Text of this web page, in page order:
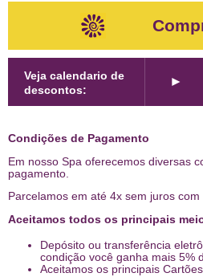
Veja calendario de
descontos:
►
Condições de Pagamento
Em nosso Spa oferecemos diversas
pagamento.
Parcelamos em até 4x sem juros
Aceitamos todos os principais
Depósito ou transferência
condição você ganha mais 5%
Aceitamos os principais